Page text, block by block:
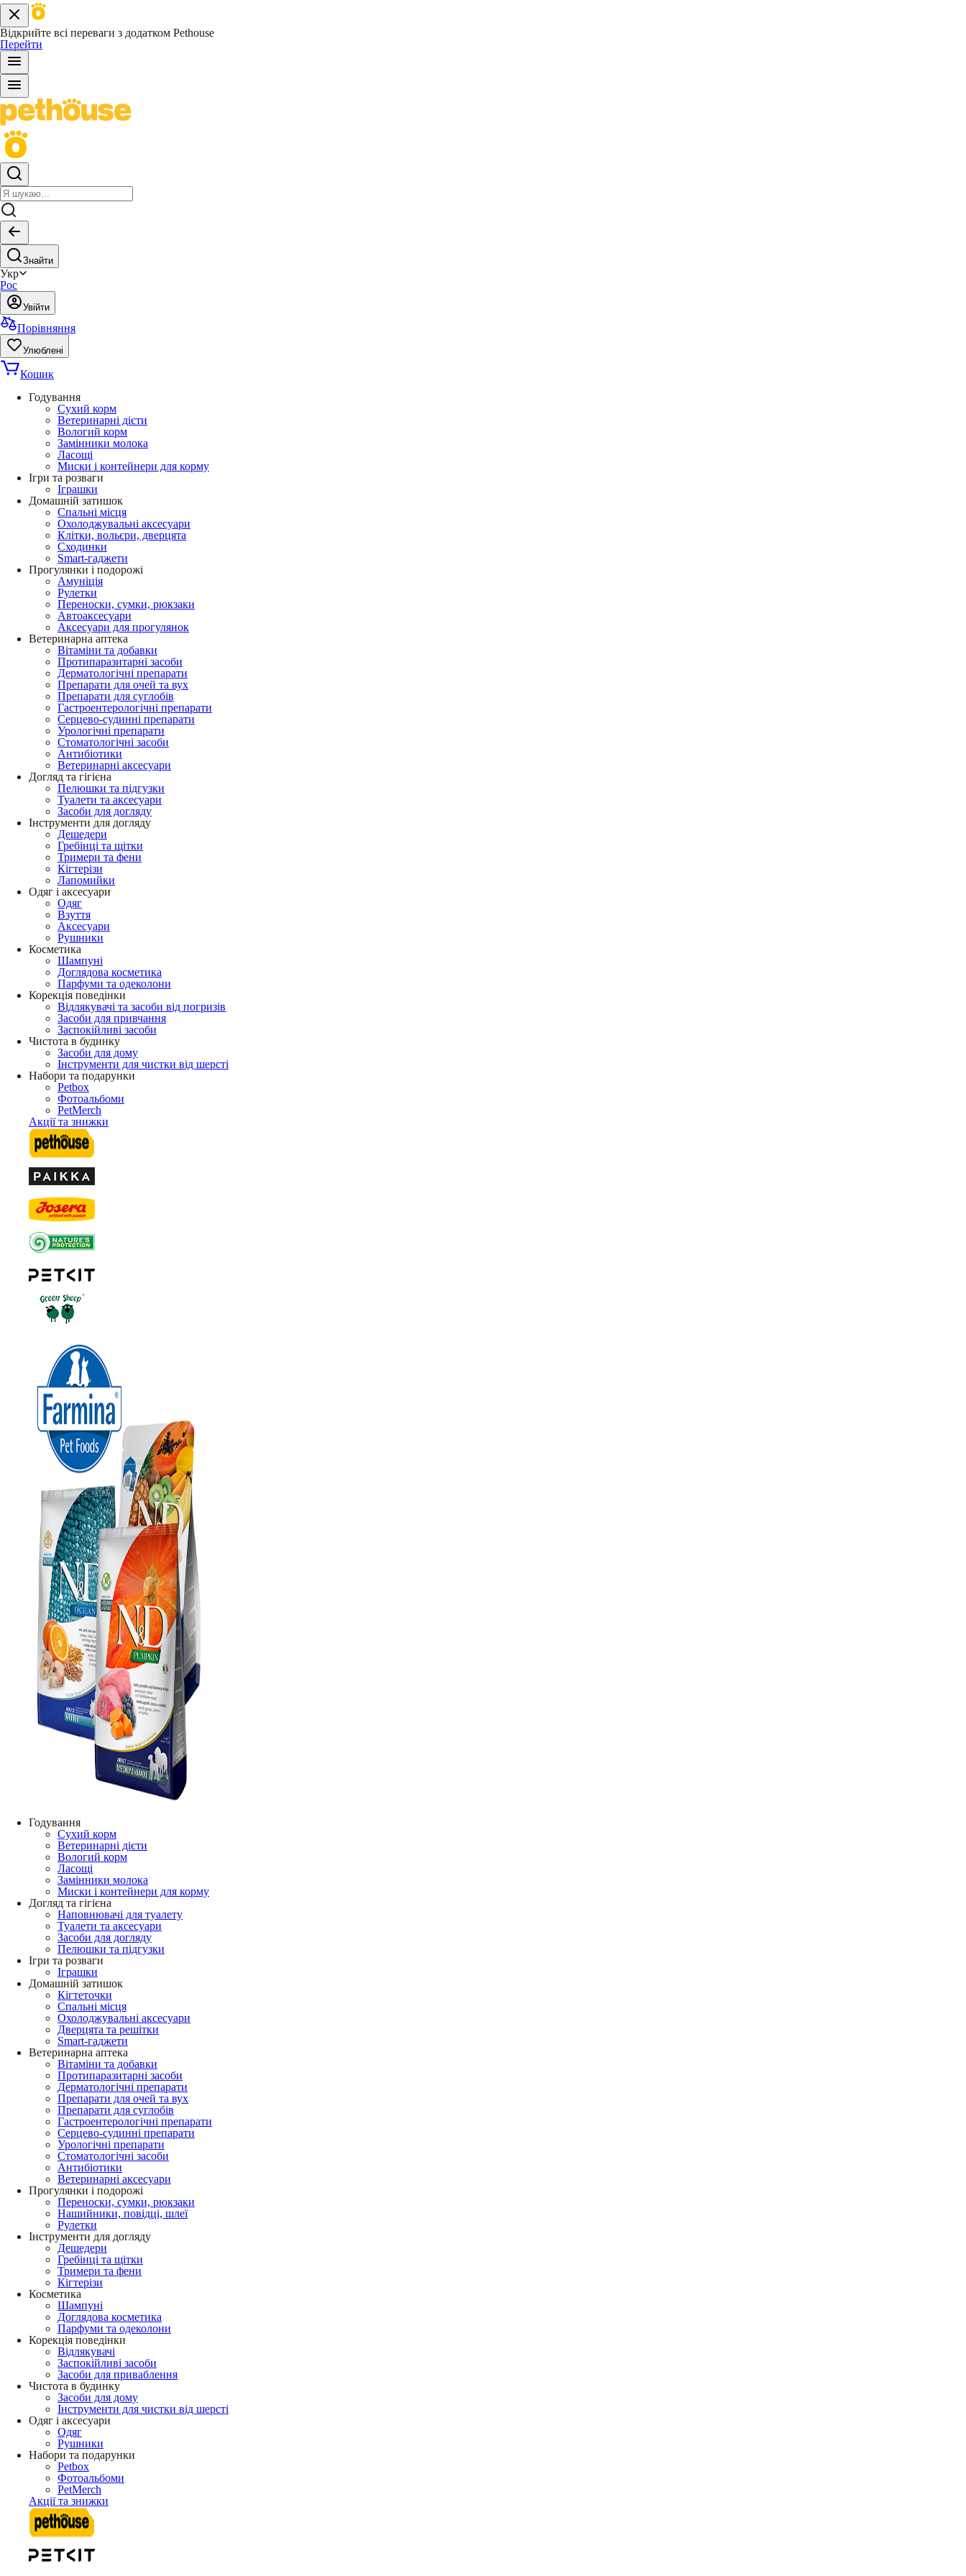
Відкрийте всі переваги з додатком Pethouse
Перейти
Знайти
Укр
Рос
Увійти
Порівняння
Улюблені
Кошик
Годування
Сухий корм
Ветеринарні дієти
Вологий корм
Замінники молока
Ласощі
Миски і контейнери для корму
Ігри та розваги
Іграшки
Домашній затишок
Спальні місця
Охолоджувальні аксесуари
Клітки, вольєри, дверцята
Сходинки
Smart-гаджети
Прогулянки і подорожі
Амуніція
Рулетки
Переноски, сумки, рюкзаки
Автоаксесуари
Аксесуари для прогулянок
Ветеринарна аптека
Вітаміни та добавки
Протипаразитарні засоби
Дерматологічні препарати
Препарати для очей та вух
Препарати для суглобів
Гастроентерологічні препарати
Серцево-судинні препарати
Урологічні препарати
Стоматологічні засоби
Антибіотики
Ветеринарні аксесуари
Догляд та гігієна
Пелюшки та підгузки
Туалети та аксесуари
Засоби для догляду
Інструменти для догляду
Дешедери
Гребінці та щітки
Тримери та фени
Кігтерізи
Лапомийки
Одяг і аксесуари
Одяг
Взуття
Аксесуари
Рушники
Косметика
Шампуні
Доглядова косметика
Парфуми та одеколони
Корекція поведінки
Відлякувачі та засоби від погризів
Засоби для привчання
Заспокійливі засоби
Чистота в будинку
Засоби для дому
Інструменти для чистки від шерсті
Набори та подарунки
Petbox
Фотоальбоми
PetMerch
Акції та знижки
Годування
Сухий корм
Ветеринарні дієти
Вологий корм
Ласощі
Замінники молока
Миски і контейнери для корму
Догляд та гігієна
Наповнювачі для туалету
Туалети та аксесуари
Засоби для догляду
Пелюшки та підгузки
Ігри та розваги
Іграшки
Домашній затишок
Кігтеточки
Спальні місця
Охолоджувальні аксесуари
Дверцята та решітки
Smart-гаджети
Ветеринарна аптека
Вітаміни та добавки
Протипаразитарні засоби
Дерматологічні препарати
Препарати для очей та вух
Препарати для суглобів
Гастроентерологічні препарати
Серцево-судинні препарати
Урологічні препарати
Стоматологічні засоби
Антибіотики
Ветеринарні аксесуари
Прогулянки і подорожі
Переноски, сумки, рюкзаки
Нашийники, повідці, шлеї
Рулетки
Інструменти для догляду
Дешедери
Гребінці та щітки
Тримери та фени
Кігтерізи
Косметика
Шампуні
Доглядова косметика
Парфуми та одеколони
Корекція поведінки
Відлякувачі
Заспокійливі засоби
Засоби для приваблення
Чистота в будинку
Засоби для дому
Інструменти для чистки від шерсті
Одяг і аксесуари
Одяг
Рушники
Набори та подарунки
Petbox
Фотоальбоми
PetMerch
Акції та знижки